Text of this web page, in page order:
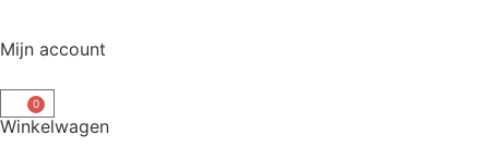
Mijn account
0
Winkelwagen